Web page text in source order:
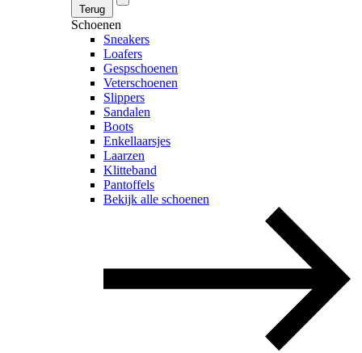
Terug
Schoenen
Sneakers
Loafers
Gespschoenen
Veterschoenen
Slippers
Sandalen
Boots
Enkellaarsjes
Laarzen
Klitteband
Pantoffels
Bekijk alle schoenen